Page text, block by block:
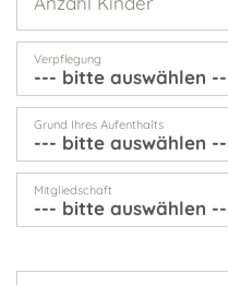
Verpflegung
Grund Ihres Aufenthalts
Mitgliedschaft